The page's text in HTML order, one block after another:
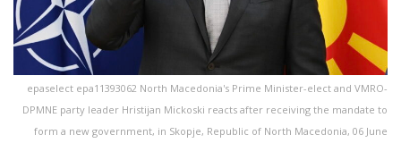
epaselect epa11393062 North Macedonia's Prime Minister-elect and VMRO-
DPMNE party leader Hristijan Mickoski reacts after receiving the mandate to
form a new government, in Skopje, Republic of North Macedonia, 06 June